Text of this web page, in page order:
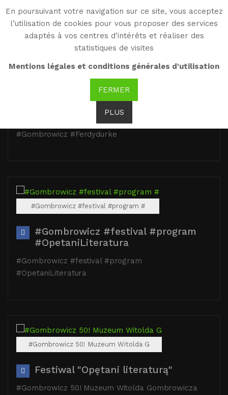
En poursuivant votre navigation sur ce site, vous acceptez
l’utilisation de cookies pour vous proposer des services
adaptés à vos centres d’intérêts et réaliser des
statistiques de visites
Mentions légales et conditions générales d'utilisation
FERMER
PLUS
WG
Witold Gombrowicz
#Gombrowicz #Ferdydurke https://
#Gombrowicz #Ferdydurke
#Gombrowicz #Ferdydurke
#Gombrowicz #festival #program #
#Gombrowicz #festival #program
#OpetaniLiteratura
#Gombrowicz #festival #program
#OpetaniLiteratura
#Gombrowicz 50! Muzeum Witolda G
Festiwal "Opętani literaturą"
#Gombrowicz 50! Muzeum Witolda Gombrowicza